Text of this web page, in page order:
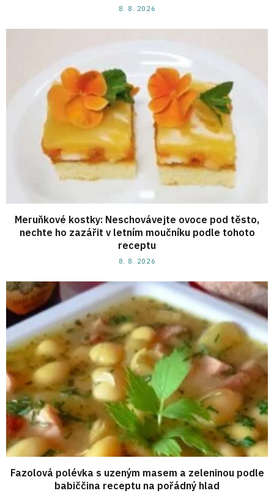
8. 8. 2026
Meruňkové kostky: Neschovávejte ovoce pod těsto,
nechte ho zazářit v letním moučníku podle tohoto
receptu
8. 8. 2026
Fazolová polévka s uzeným masem a zeleninou podle
babiččina receptu na pořádný hlad